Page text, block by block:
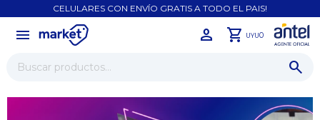
CELULARES CON ENVÍO GRATIS A TODO EL PAIS!
menu UYU0
close